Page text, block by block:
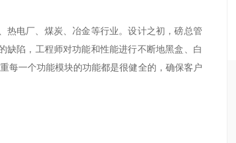
热电厂、煤炭、冶金等行业。设计之初，磅总管
缺陷，工程师对功能和性能进行不断地黑盒、白
每一个功能模块的功能都是很健全的，确保客户